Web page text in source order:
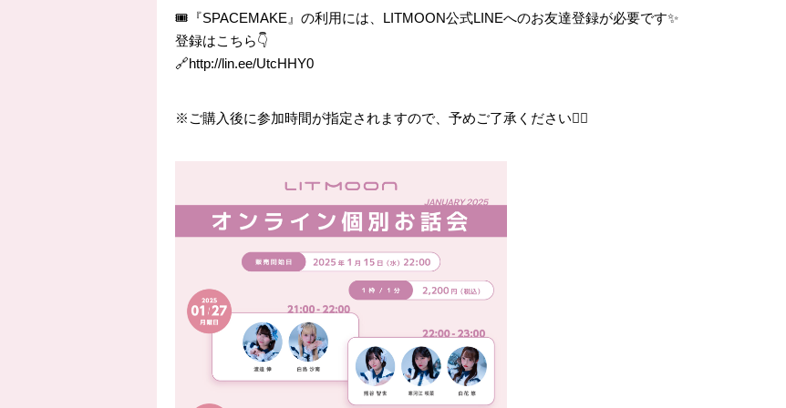
🎟『SPACEMAKE』の利用には、LITMOON公式LINEへのお友達登録が必要です✨
登録はこちら👇
🔗http://lin.ee/UtcHHY0
※ご購入後に参加時間が指定されますので、予めご了承ください🙇‍♀️